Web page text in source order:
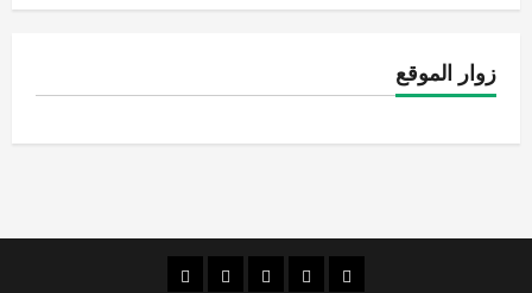
زوار الموقع
الصفحةقضاياالإنسانيات
الاقتصادقراءات